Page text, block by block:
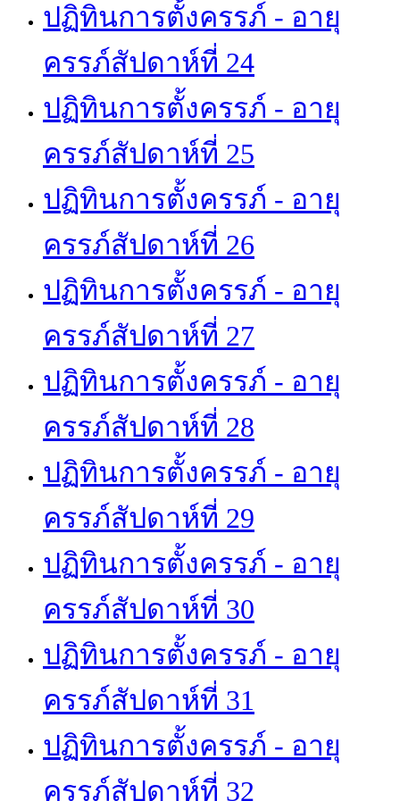
ปฏิทินการตั้งครรภ์ - อายุ
ครรภ์สัปดาห์ที่ 24
ปฏิทินการตั้งครรภ์ - อายุ
ครรภ์สัปดาห์ที่ 25
ปฏิทินการตั้งครรภ์ - อายุ
ครรภ์สัปดาห์ที่ 26
ปฏิทินการตั้งครรภ์ - อายุ
ครรภ์สัปดาห์ที่ 27
ปฏิทินการตั้งครรภ์ - อายุ
ครรภ์สัปดาห์ที่ 28
ปฏิทินการตั้งครรภ์ - อายุ
ครรภ์สัปดาห์ที่ 29
ปฏิทินการตั้งครรภ์ - อายุ
ครรภ์สัปดาห์ที่ 30
ปฏิทินการตั้งครรภ์ - อายุ
ครรภ์สัปดาห์ที่ 31
ปฏิทินการตั้งครรภ์ - อายุ
ครรภ์สัปดาห์ที่ 32